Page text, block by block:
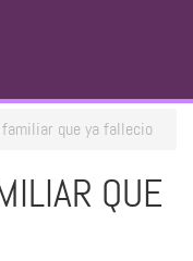
familiar que ya fallecio
QUE